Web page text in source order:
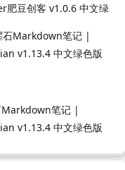
肥豆创客 v1.0.6 中文绿
Markdown笔记 |
v1.13.4 中文绿色版